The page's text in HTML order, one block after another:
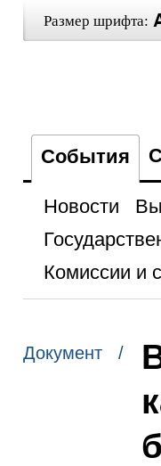
Размер шрифта:
События
Новости
Комиссии и
Документ /